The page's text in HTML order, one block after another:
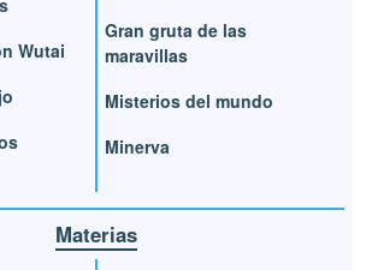
Wutai
Gran gruta de las
maravillas
Misterios del mundo
Minerva
Materias